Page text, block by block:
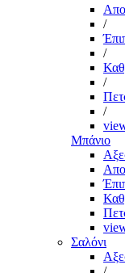
/
/
/
/
Μπάνιο
Σαλόνι